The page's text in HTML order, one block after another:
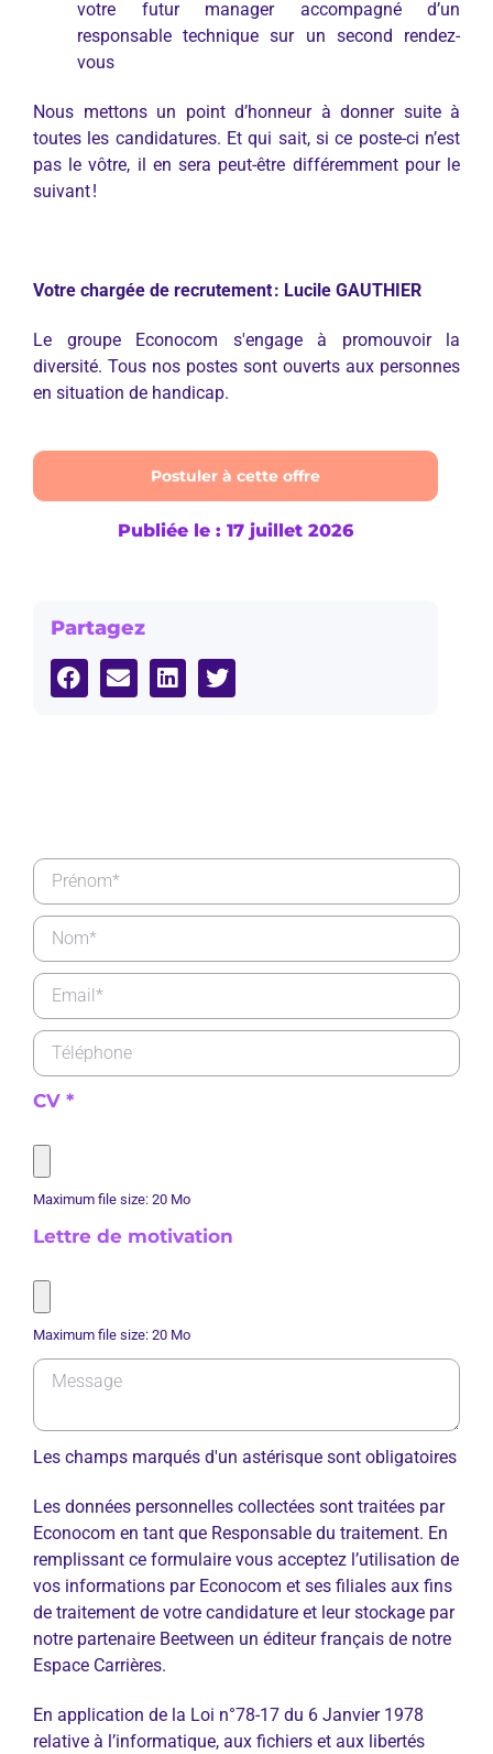
votre futur manager accompagné d’un
responsable technique sur un second rendez-
vous
Nous mettons un point d’honneur à donner suite à
toutes les candidatures. Et qui sait, si ce poste-ci n’est
pas le vôtre, il en sera peut-être différemment pour le
suivant !
Votre chargée de recrutement : Lucile GAUTHIER
Le groupe Econocom s'engage à promouvoir la
diversité. Tous nos postes sont ouverts aux personnes
en situation de handicap.
Postuler à cette offre
Publiée le : 17 juillet 2026
Partagez
CV *
Maximum file size: 20 Mo
Lettre de motivation
Maximum file size: 20 Mo
Les champs marqués d'un astérisque sont obligatoires
Les données personnelles collectées sont traitées par
Econocom en tant que Responsable du traitement. En
remplissant ce formulaire vous acceptez l’utilisation de
vos informations par Econocom et ses filiales aux fins
de traitement de votre candidature et leur stockage par
notre partenaire Beetween un éditeur français de notre
Espace Carrières.
En application de la Loi n°78-17 du 6 Janvier 1978
relative à l’informatique, aux fichiers et aux libertés